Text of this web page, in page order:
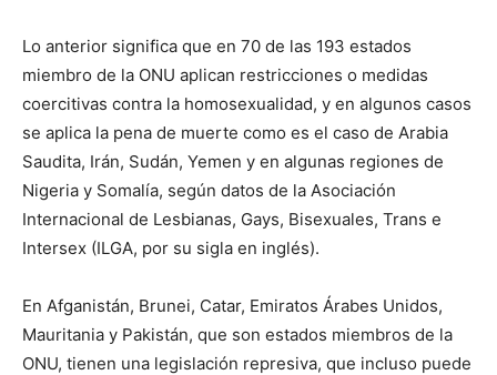
Lo anterior significa que en 70 de las 193 estados
miembro de la ONU aplican restricciones o medidas
coercitivas contra la homosexualidad, y en algunos casos
se aplica la pena de muerte como es el caso de Arabia
Saudita, Irán, Sudán, Yemen y en algunas regiones de
Nigeria y Somalía, según datos de la Asociación
Internacional de Lesbianas, Gays, Bisexuales, Trans e
Intersex (ILGA, por su sigla en inglés).
En Afganistán, Brunei, Catar, Emiratos Árabes Unidos,
Mauritania y Pakistán, que son estados miembros de la
ONU, tienen una legislación represiva, que incluso puede